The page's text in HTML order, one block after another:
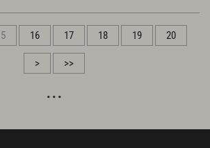
16 17 18 19 20
> >>